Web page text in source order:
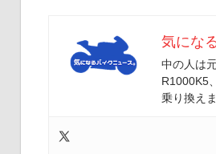
気にな
中の人は
R1000K5
乗り換えま